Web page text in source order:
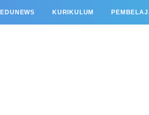
EDUNEWS KURIKULUM